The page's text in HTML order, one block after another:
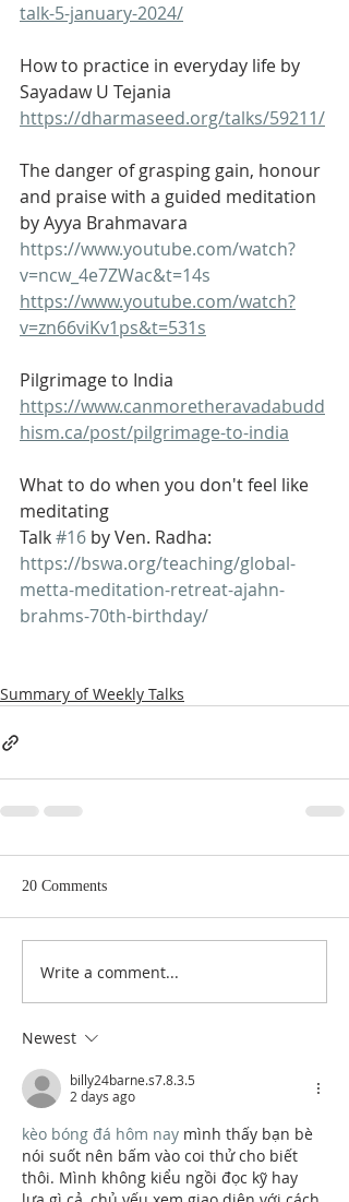
talk-5-january-2024/
How to practice in everyday life by
Sayadaw U Tejania
https://dharmaseed.org/talks/59211/
The danger of grasping gain, honour
and praise with a guided meditation
by Ayya Brahmavara
https://www.youtube.com/watch?
v=ncw_4e7ZWac&t=14s
https://www.youtube.com/watch?
v=zn66viKv1ps&t=531s
Pilgrimage to India
https://www.canmoretheravadabudd
hism.ca/post/pilgrimage-to-india
What to do when you don't feel like
meditating
Talk #16 by Ven. Radha:
https://bswa.org/teaching/global-
metta-meditation-retreat-ajahn-
brahms-70th-birthday/
Summary of Weekly Talks
20 Comments
Write a comment...
Newest
billy24barne.s7.8.3.5
2 days ago
kèo bóng đá hôm nay mình thấy bạn bè
nói suốt nên bấm vào coi thử cho biết
thôi. Mình không kiểu ngồi đọc kỹ hay